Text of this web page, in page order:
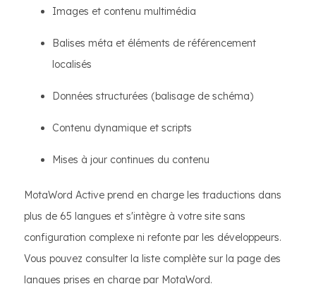
Images et contenu multimédia
Balises méta et éléments de référencement
localisés
Données structurées (balisage de schéma)
Contenu dynamique et scripts
Mises à jour continues du contenu
MotaWord Active prend en charge les traductions dans
plus de 65 langues et s'intègre à votre site sans
configuration complexe ni refonte par les développeurs.
Vous pouvez consulter la liste complète sur la page des
langues prises en charge par MotaWord.